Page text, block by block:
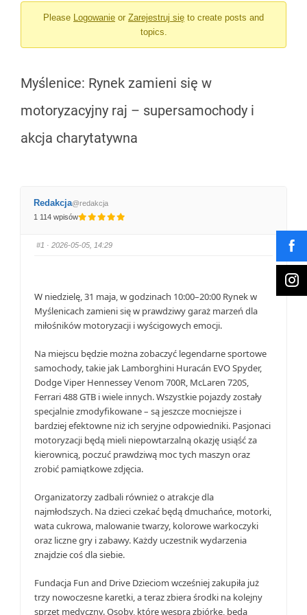
jesteśPlease Logowanie or Zarejestruj się to create posts and
topics.
Myślenice: Rynek zamieni się w
motoryzacyjny raj – supersamochody i
akcja charytatywna
Redakcja@redakcja
1 114 wpisów
#1 · 2026-05-05, 14:29
W niedzielę, 31 maja, w godzinach 10:00–20:00 Rynek w
Myślenicach zamieni się w prawdziwy garaż marzeń dla
miłośników motoryzacji i wyścigowych emocji.
Na miejscu będzie można zobaczyć legendarne sportowe
samochody, takie jak Lamborghini Huracán EVO Spyder,
Dodge Viper Hennessey Venom 700R, McLaren 720S,
Ferrari 488 GTB i wiele innych. Wszystkie pojazdy zostały
specjalnie zmodyfikowane – są jeszcze mocniejsze i
bardziej efektowne niż ich seryjne odpowiedniki. Pasjonaci
motoryzacji będą mieli niepowtarzalną okazję usiąść za
kierownicą, poczuć prawdziwą moc tych maszyn oraz
zrobić pamiątkowe zdjęcia.
Organizatorzy zadbali również o atrakcje dla
najmłodszych. Na dzieci czekać będą dmuchańce, motorki,
wata cukrowa, malowanie twarzy, kolorowe warkoczyki
oraz liczne gry i zabawy. Każdy uczestnik wydarzenia
znajdzie coś dla siebie.
Fundacja Fun and Drive Dzieciom wcześniej zakupiła już
trzy nowoczesne karetki, a teraz zbiera środki na kolejny
sprzęt medyczny. Osoby, które wesprą zbiórkę, będą